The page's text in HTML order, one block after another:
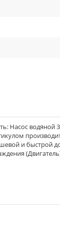
Насос водяной
и быстрой